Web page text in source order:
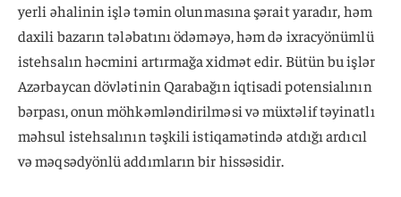
yerli əhalinin işlə təmin olunmasına şərait yaradır, həm
daxili bazarın tələbatını ödəməyə, həm də ixracyönümlü
istehsalın həcmini artırmağa xidmət edir. Bütün bu işlər
Azərbaycan dövlətinin Qarabağın iqtisadi potensialının
bərpası, onun möhkəmləndirilməsi və müxtəlif təyinatlı
məhsul istehsalının təşkili istiqamətində atdığı ardıcıl
və məqsədyönlü addımların bir hissəsidir.